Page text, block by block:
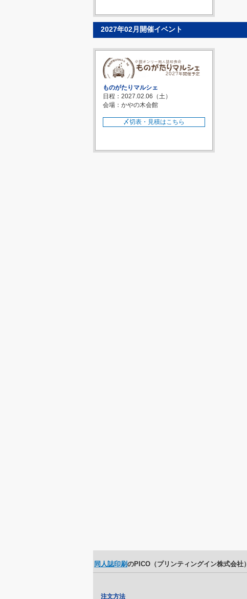
2027年02月開催イベント
ものがたりマルシェ
日程：2027.02.06（土）
会場：かやの木会館
〆切表・見積はこちら
同人誌印刷のPICO（プリンティングイン株式会社）
注文方法